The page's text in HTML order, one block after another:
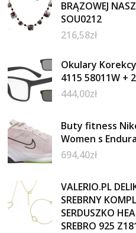
BRĄZOWEJ
SOU0212
216,58zł
Okulary
4115 58011W +
444,00zł
Buty fitness
Women s
694,40zł
VALERIO.PL
SREBRNY
SERDUSZKO
SREBRO 925